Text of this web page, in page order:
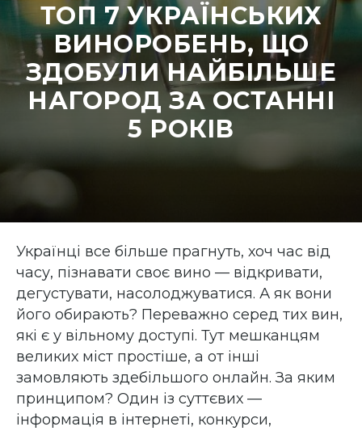
ТОП 7 УКРАЇНСЬКИХ
ВИНОРОБЕНЬ, ЩО
ЗДОБУЛИ НАЙБІЛЬШЕ
НАГОРОД ЗА ОСТАННІ
5 РОКІВ
Українці все більше прагнуть, хоч час від
часу, пізнавати своє вино — відкривати,
дегустувати, насолоджуватися. А як вони
його обирають? Переважно серед тих вин,
які є у вільному доступі. Тут мешканцям
великих міст простіше, а от інші
замовляють здебільшого онлайн. За яким
принципом? Один із суттєвих —
інформація в інтернеті, конкурси,